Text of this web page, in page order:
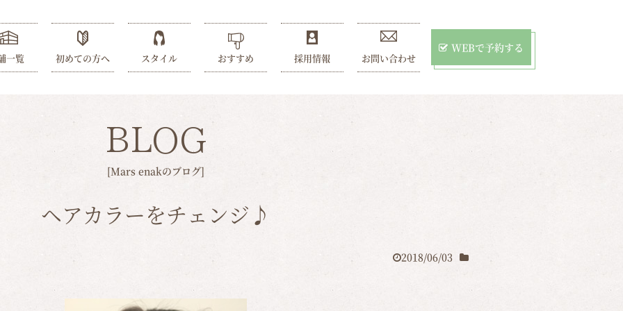
一覧 初めての方へ スタイル おすすめ 採用情報 お問い合わせ
WEBで予約する
BLOG
[Mars enakのブログ]
ヘアカラーをチェンジ♪
2018/06/03